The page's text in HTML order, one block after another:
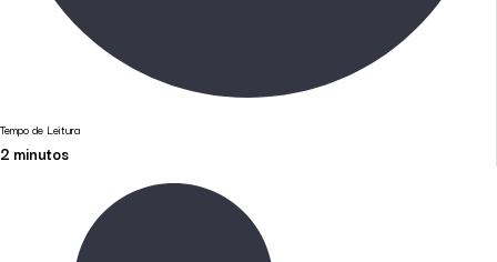
Tempo de Leitura
2 minutos